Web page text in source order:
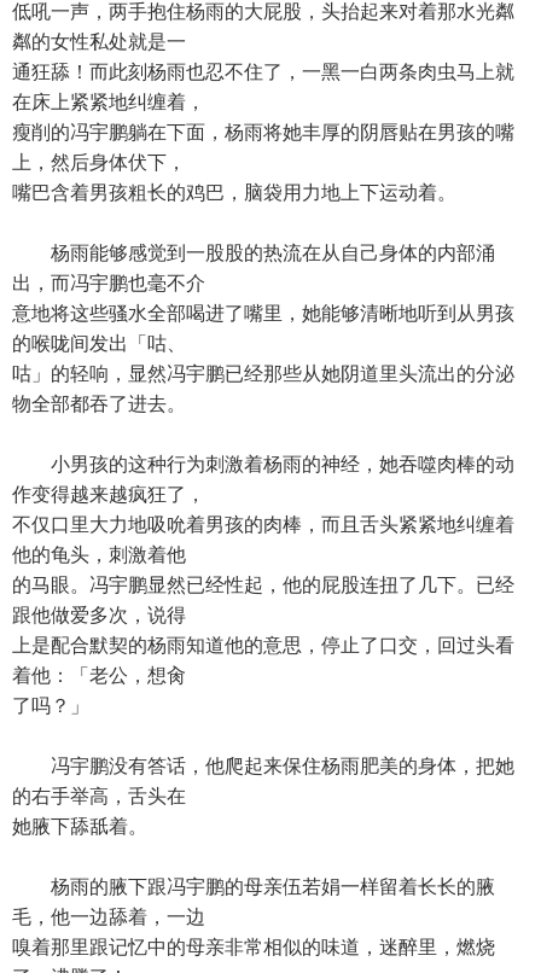
低吼一声，两手抱住杨雨的大屁股，头抬起来对着那水光粼
粼的女性私处就是一
通狂舔！而此刻杨雨也忍不住了，一黑一白两条肉虫马上就
在床上紧紧地纠缠着，
瘦削的冯宇鹏躺在下面，杨雨将她丰厚的阴唇贴在男孩的嘴
上，然后身体伏下，
嘴巴含着男孩粗长的鸡巴，脑袋用力地上下运动着。
杨雨能够感觉到一股股的热流在从自己身体的内部涌
出，而冯宇鹏也毫不介
意地将这些骚水全部喝进了嘴里，她能够清晰地听到从男孩
的喉咙间发出「咕、
咕」的轻响，显然冯宇鹏已经那些从她阴道里头流出的分泌
物全部都吞了进去。
小男孩的这种行为刺激着杨雨的神经，她吞噬肉棒的动
作变得越来越疯狂了，
不仅口里大力地吸吮着男孩的肉棒，而且舌头紧紧地纠缠着
他的龟头，刺激着他
的马眼。冯宇鹏显然已经性起，他的屁股连扭了几下。已经
跟他做爱多次，说得
上是配合默契的杨雨知道他的意思，停止了口交，回过头看
着他：「老公，想肏
了吗？」
冯宇鹏没有答话，他爬起来保住杨雨肥美的身体，把她
的右手举高，舌头在
她腋下舔舐着。
杨雨的腋下跟冯宇鹏的母亲伍若娟一样留着长长的腋
毛，他一边舔着，一边
嗅着那里跟记忆中的母亲非常相似的味道，迷醉里，燃烧